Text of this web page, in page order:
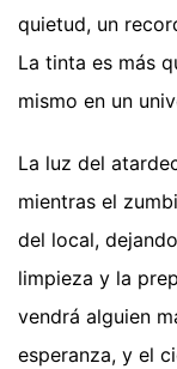
quietud, un
La tinta es más
mismo en un
La luz del
mientras el
del local,
limpieza y la
vendrá alguien
esperanza, y el